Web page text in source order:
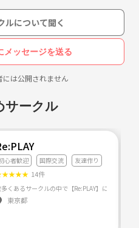
こと話せる友達が欲しいです〜
い
ルについて聞く
メッセージを送る
は公開されません
サークル
心者歓迎 国際交流 友達作り
★★★★ 14件
東京都